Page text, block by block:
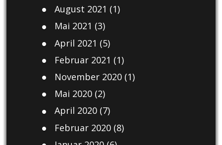
August 2021 (1)
Mai 2021 (3)
April 2021 (5)
Februar 2021 (1)
November 2020(1)
Mai 2020(2)
April 2020(7)
Februar 2020(8)